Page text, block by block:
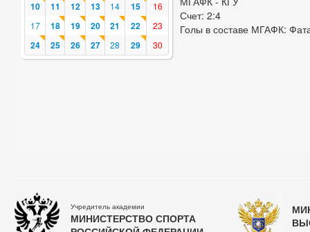
10
11 12 13 14 15
16
17
18 19 20 21 22 23
24 25 26 27 28 29 30
Счет: 2:4
Голы в составе МГАФК:
Учредитель академии
МИНИСТЕРСТВО СПОРТА